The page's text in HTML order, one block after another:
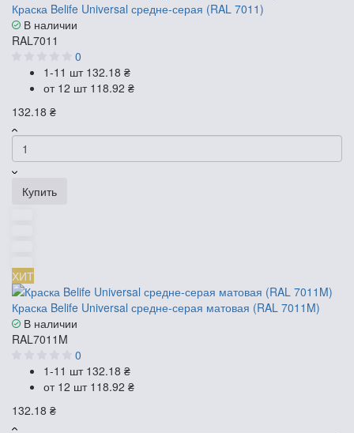
Краска Belife Universal средне-серая (RAL 7011)
В наличии
RAL7011
0
1-11 шт 132.18 ₴
от 12 шт 118.92 ₴
132.18 ₴
Купить
ХИТ
Краска Belife Universal средне-серая матовая (RAL 7011M)
В наличии
RAL7011M
0
1-11 шт 132.18 ₴
от 12 шт 118.92 ₴
132.18 ₴